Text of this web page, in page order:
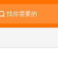
找你需要的